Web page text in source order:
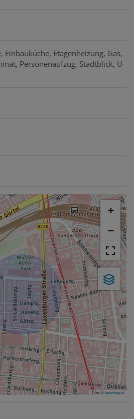
Einbauküche Etagenheizung Gas
Personenaufzug Stadtblick U-
+
−
Tiles ©basemap.at